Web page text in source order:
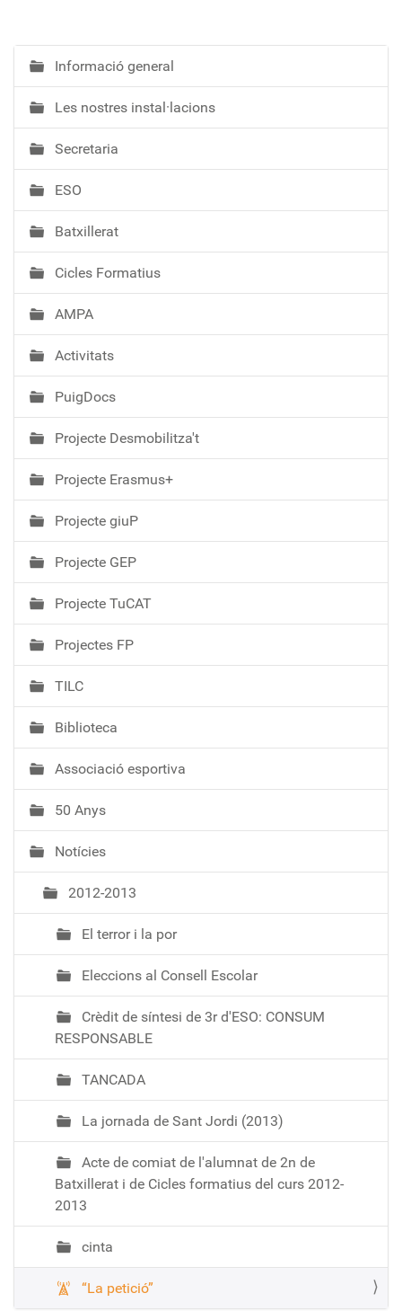
N
a
v
e
g
a
c
ó
Informació general
Les nostres instal·lacions
Secretaria
ESO
Batxillerat
Cicles Formatius
AMPA
Activitats
PuigDocs
Projecte Desmobilitza't
Projecte Erasmus+
Projecte giuP
Projecte GEP
Projecte TuCAT
Projectes FP
TILC
Biblioteca
Associació esportiva
50 Anys
Notícies
2012-2013
El terror i la por
Eleccions al Consell Escolar
Crèdit de síntesi de 3r d'ESO: CONSUM
RESPONSABLE
TANCADA
La jornada de Sant Jordi (2013)
Acte de comiat de l'alumnat de 2n de
Batxillerat i de Cicles formatius del curs 2012-
2013
cinta
“La petició”